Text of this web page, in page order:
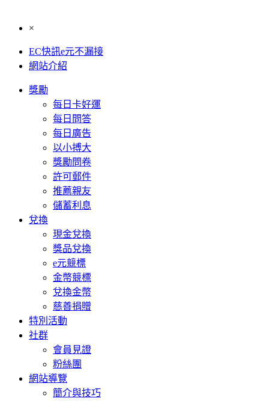
×
EC快訊e元不漏接
網站介紹
獎勵
每日卡好運
每日問答
每日廣告
以小搏大
獎勵問卷
許可郵件
推薦親友
儲蓄利息
兌換
現金兌換
獎品兌換
e元競標
金幣競標
兌換金幣
慈善捐贈
特別活動
社群
會員見證
粉絲團
網站導覽
簡介與技巧